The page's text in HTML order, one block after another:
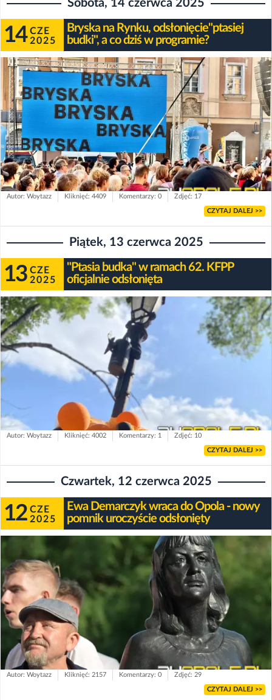
Sobota, 14 czerwca 2025
14 CZE
2025
Bryska na Rynku, odsłonięcie"ptasiej
budki", a co dziś w programie?
Autor: Woytazz Kliknięć: 4409 Komentarzy: 0 Zdjęć: 17
CZYTAJ DALEJ >>
Piątek, 13 czerwca 2025
13 CZE
2025
"Ptasia budka" w ramach 62. KFPP
oficjalnie odsłonięta
Autor: Woytazz Kliknięć: 4002 Komentarzy: 1 Zdjęć: 10
CZYTAJ DALEJ >>
Czwartek, 12 czerwca 2025
12 CZE
2025
Ewa Demarczyk wraca do Opola - nowy
pomnik uroczyście odsłonięty
Autor: Woytazz Kliknięć: 2157 Komentarzy: 0 Zdjęć: 29
CZYTAJ DALEJ >>